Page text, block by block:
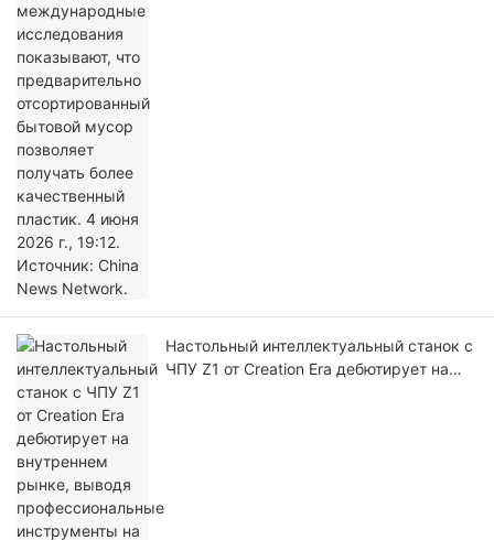
Настольный интеллектуальный станок с
ЧПУ Z1 от Creation Era дебютирует на